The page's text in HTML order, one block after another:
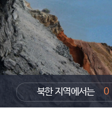
북한 지역에서는 0